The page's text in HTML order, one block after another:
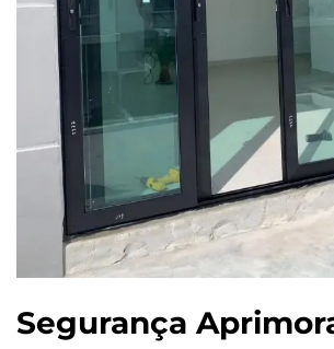
Segurança